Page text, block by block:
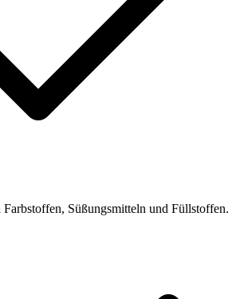
Farbstoffen, Süßungsmitteln und Füllstoffen.